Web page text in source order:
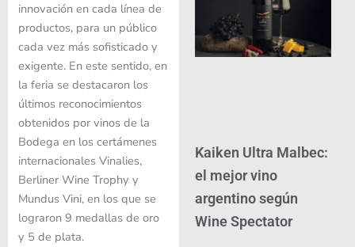
innovación en cada línea de
productos, para un público
cada vez más sofisticado y
exigente. En este sentido, en
la feria se destacaron los
últimos reconocimientos
obtenidos por vinos de la
Bodega en los certámenes
internacionales Vinalies,
Berliner Wine Trophy y
Mundus Vini, en los que se
lograron 9 medallas de oro
y 5 de plata.
Kaiken Ultra Malbec:
el mejor vino
argentino según
Wine Spectator